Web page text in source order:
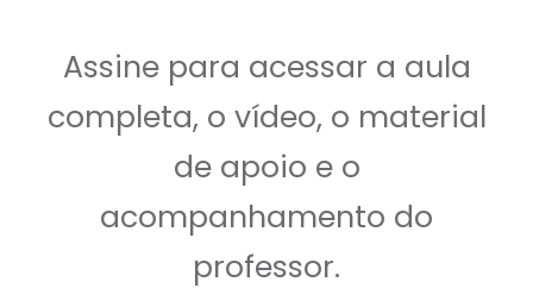
Assine para acessar a aula
completa, o vídeo, o material
de apoio e o
acompanhamento do
professor.